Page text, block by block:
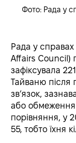
Фото: Рада у
Рада у
Affairs Council)
зафіксувала
Тайваню після
зв’язок,
або обмеження
порівняння, у
55, тобто їхня